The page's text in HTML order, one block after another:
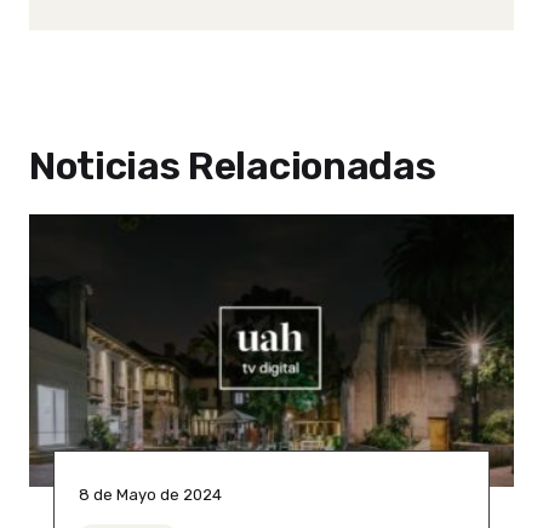
Noticias Relacionadas
8 de Mayo de 2024